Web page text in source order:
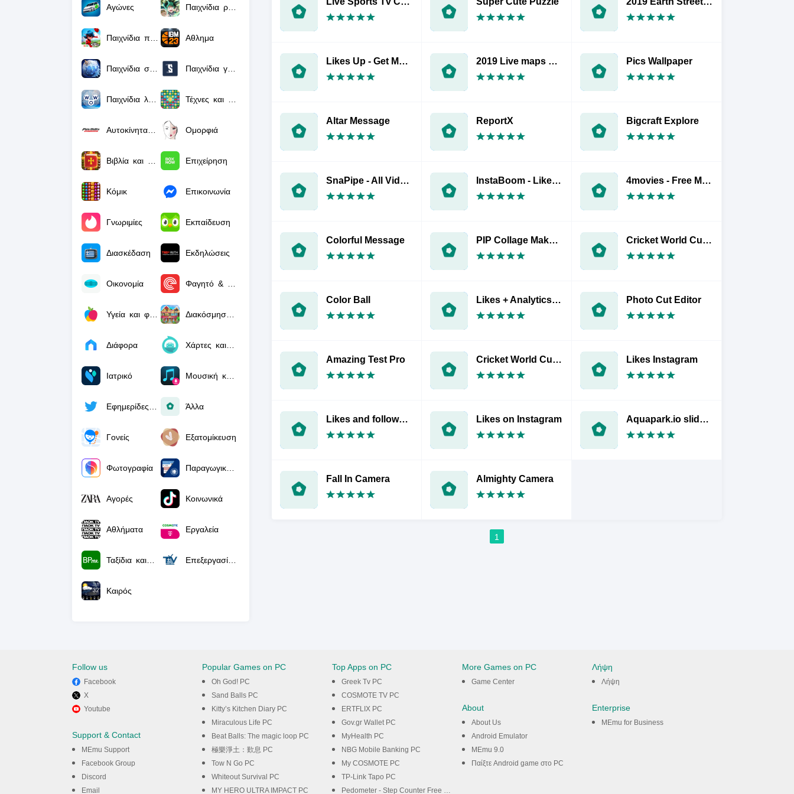
Likes Up - Get More Popular Hashtags 2019 Live maps Satellite view Pics Wallpaper
Altar Message ReportX Bigcraft Explore
SnaPipe - All Video Downloader 2019 InstaBoom - Likes & followers for Instagram 4movies - Free Movies & TV Show
Colorful Message PIP Collage Maker Edit Cricket World Cup HD 2019 : Live Stream
Color Ball Likes + Analytics for Instagram Photo Cut Editor
Amazing Test Pro Cricket World Cup 2019: Live Cricket TV HD Likes Instagram
Likes and followers Instagram Likes on Instagram Aquapark.io slide NEW.
Fall In Camera Almighty Camera
1
Αγώνες
Αθλημα
Ομορφιά
Επιχείρηση
Κόμικ Επικοινωνία
Γνωριμίες Εκπαίδευση
Διασκέδαση Εκδηλώσεις
Οικονομία
Διάφορα
Ιατρικό
Άλλα
Γονείς Εξατομίκευση
Φωτογραφία
Αγορές Κοινωνικά
Αθλήματα Εργαλεία
Καιρός
Follow us
Facebook
X
Youtube
Support & Contact
MEmu Support
Facebook Group
Discord
Email
Popular Games on PC
Oh God! PC
Sand Balls PC
Kitty’s Kitchen Diary PC
Miraculous Life PC
Beat Balls: The magic loop PC
極樂淨土：歎息 PC
Tow N Go PC
Whiteout Survival PC
MY HERO ULTRA IMPACT PC
Top Apps on PC
Greek Tv PC
COSMOTE TV PC
ERTFLIX PC
Gov.gr Wallet PC
MyHealth PC
NBG Mobile Banking PC
My COSMOTE PC
TP-Link Tapo PC
Pedometer - Step Counter Free & Calorie Burner PC
More Games on PC
Game Center
About
About Us
Android Emulator
MEmu 9.0
Παίξτε Android game στο PC
Λήψη
Λήψη
Enterprise
MEmu for Business